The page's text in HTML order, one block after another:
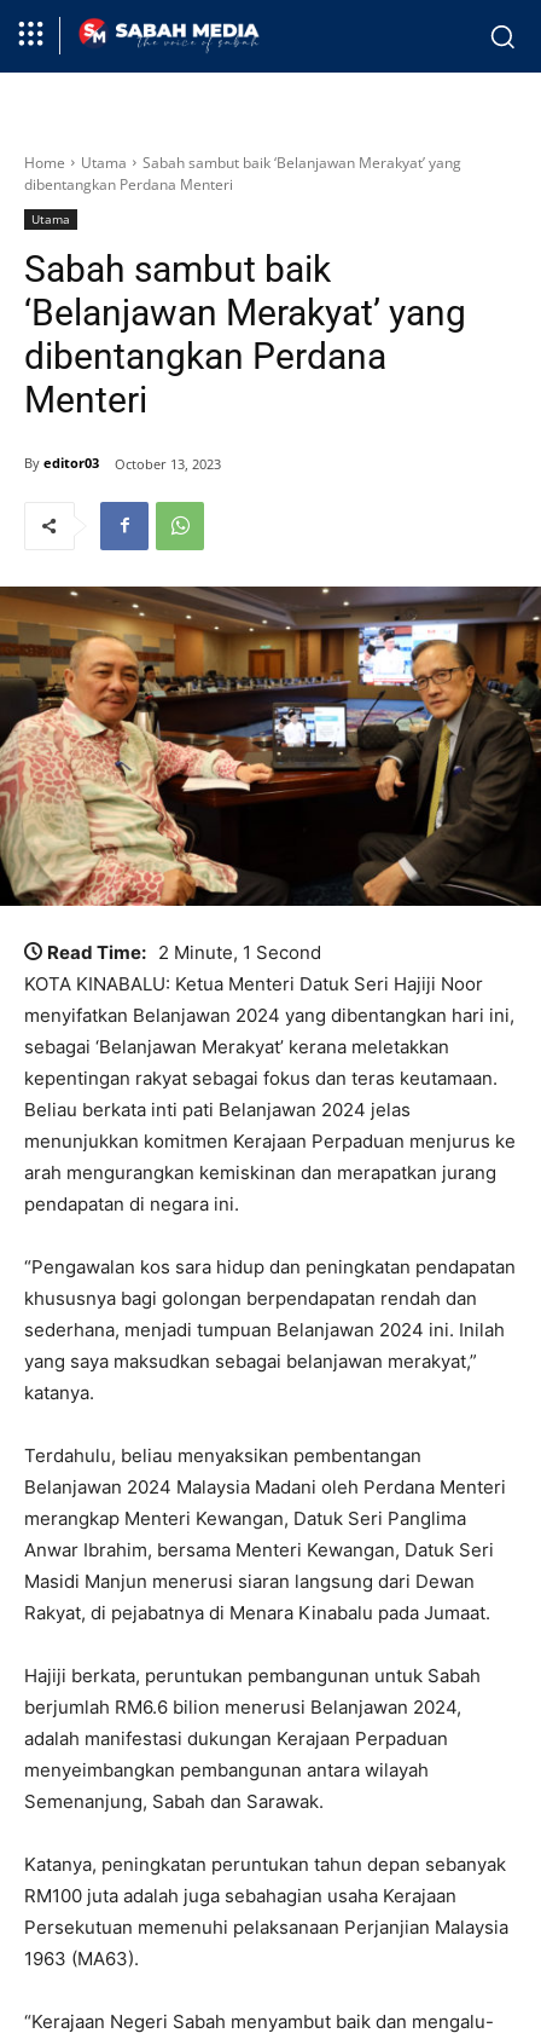
Home Utama
Sabah sambut baik ‘Belanjawan Merakyat’ yang
dibentangkan Perdana Menteri
Utama
Sabah sambut baik
‘Belanjawan Merakyat’ yang
dibentangkan Perdana
Menteri
By editor03 October 13, 2023
Read Time: 2 Minute, 1 Second
KOTA KINABALU: Ketua Menteri Datuk Seri Hajiji Noor
menyifatkan Belanjawan 2024 yang dibentangkan hari ini,
sebagai ‘Belanjawan Merakyat’ kerana meletakkan
kepentingan rakyat sebagai fokus dan teras keutamaan.
Beliau berkata inti pati Belanjawan 2024 jelas
menunjukkan komitmen Kerajaan Perpaduan menjurus ke
arah mengurangkan kemiskinan dan merapatkan jurang
pendapatan di negara ini.
“Pengawalan kos sara hidup dan peningkatan pendapatan
khususnya bagi golongan berpendapatan rendah dan
sederhana, menjadi tumpuan Belanjawan 2024 ini. Inilah
yang saya maksudkan sebagai belanjawan merakyat,”
katanya.
Terdahulu, beliau menyaksikan pembentangan
Belanjawan 2024 Malaysia Madani oleh Perdana Menteri
merangkap Menteri Kewangan, Datuk Seri Panglima
Anwar Ibrahim, bersama Menteri Kewangan, Datuk Seri
Masidi Manjun menerusi siaran langsung dari Dewan
Rakyat, di pejabatnya di Menara Kinabalu pada Jumaat.
Hajiji berkata, peruntukan pembangunan untuk Sabah
berjumlah RM6.6 bilion menerusi Belanjawan 2024,
adalah manifestasi dukungan Kerajaan Perpaduan
menyeimbangkan pembangunan antara wilayah
Semenanjung, Sabah dan Sarawak.
Katanya, peningkatan peruntukan tahun depan sebanyak
RM100 juta adalah juga sebahagian usaha Kerajaan
Persekutuan memenuhi pelaksanaan Perjanjian Malaysia
1963 (MA63).
“Kerajaan Negeri Sabah menyambut baik dan mengalu-